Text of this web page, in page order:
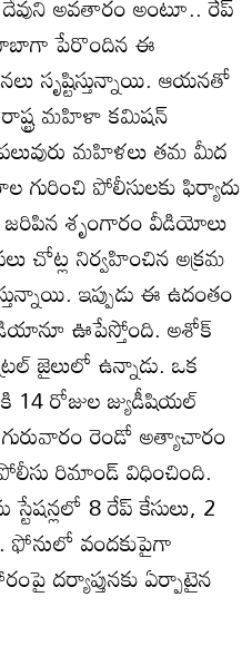
పేరొందిన ఈ
సృష్టిస్తున్నాయి. ఆయనతో
మహిళా కమిషన్‌
మహిళలు తమ మీద
పోలీసులకు ఫిర్యాదు
జరిపిన శృంగారం వీడియోలు
చోట్ల నిర్వహించిన అక్రమ
ఇప్పుడు ఈ ఉదంతం
ఊపేస్తోంది. అశోక్‌
జైలులో ఉన్నాడు. ఒక
14 రోజుల జ్యుడీషియల్‌
రెండో అత్యాచారం
రిమాండ్‌ విధించింది.
స్టేషన్లలో 8 రేప్‌ కేసులు, 2
వందకుపైగా
దర్యాప్తునకు ఏర్పాటైన